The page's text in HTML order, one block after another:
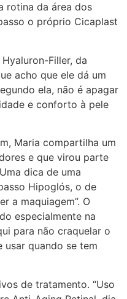
rotina da área dos
o próprio Cicaplast
Filler, da
acho que ele dá um
ela, não é apagar
e conforto à pele
Maria compartilha um
e que virou parte
dica de uma
Hipoglós, o de
a maquiagem”. O
especialmente na
para não craquelar o
quando se tem
de tratamento. “Uso